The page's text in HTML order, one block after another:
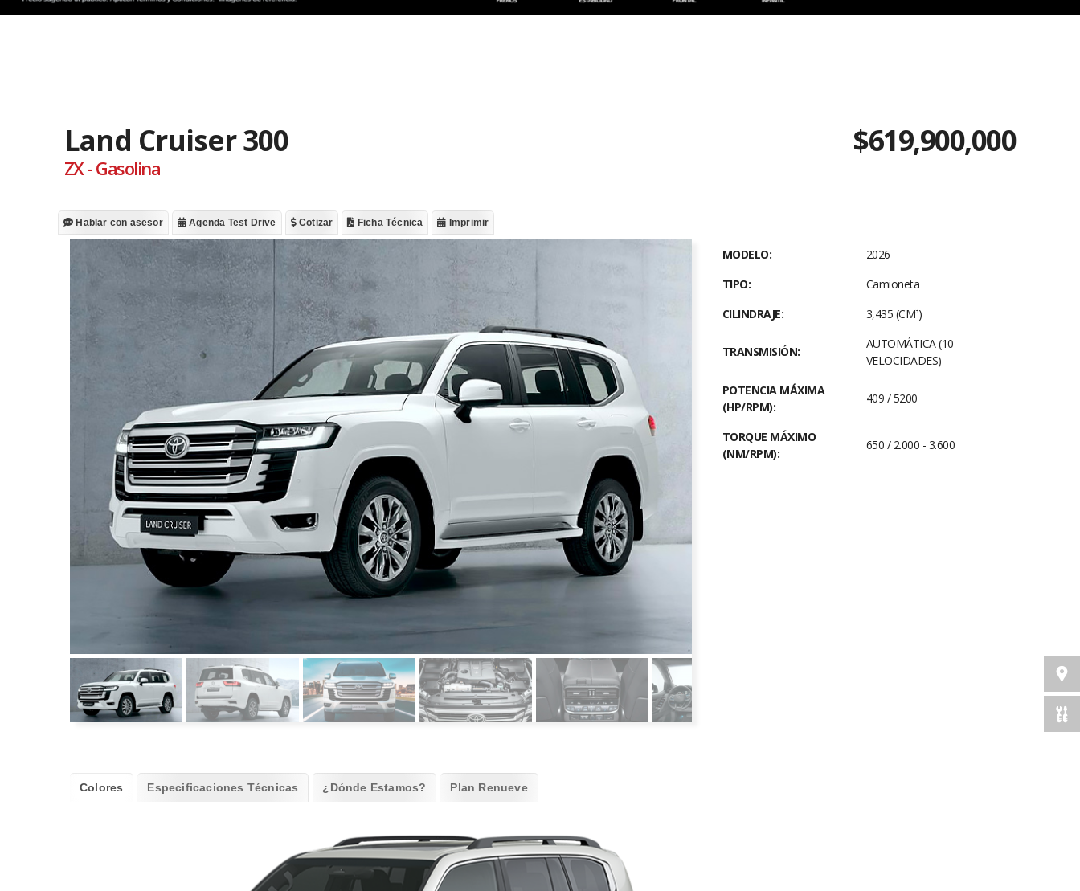
Land Cruiser 300
ZX - Gasolina
$619,900,000
Hablar con asesor Agenda Test Drive Cotizar Ficha Técnica Imprimir
Colores Especificaciones Técnicas ¿Dónde Estamos? Plan Renueve
MODELO:
2026
TIPO:
Camioneta
CILINDRAJE:
3,435 (CM³)
TRANSMISIÓN:
AUTOMÁTICA (10
VELOCIDADES)
POTENCIA MÁXIMA
(HP/RPM):
409 / 5200
TORQUE MÁXIMO
(NM/RPM):
650 / 2.000 - 3.600